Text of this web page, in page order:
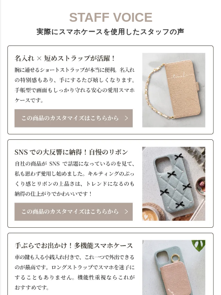
STAFF VOICE
実際にスマホケースを使用したスタッフの声